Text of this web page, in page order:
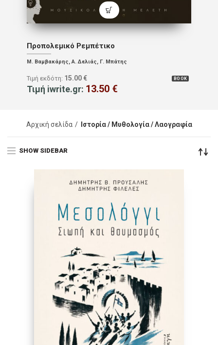
Προπολεμικό Ρεμπέτικο
Μ. Βαμβακάρης, Α. Δελιάς, Γ. Μπάτης
BOOK
Τιμή εκδότη: 15.00 €
Τιμή iwrite.gr: 13.50 €
Αρχική σελίδα Ιστορία / Μυθολογία / Λαογραφία
SHOW SIDEBAR